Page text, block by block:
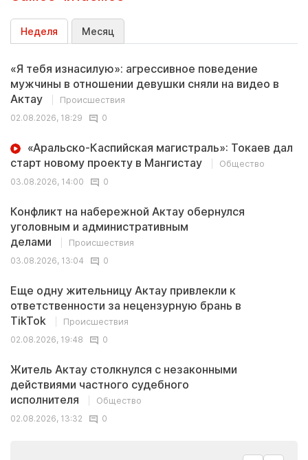
Неделя Месяц
«Я тебя изнасилую»: агрессивное поведение
мужчины в отношении девушки сняли на видео в
Актау
Происшествия
02.08.2026, 18:29
0
«Аральско-Каспийская магистраль»: Токаев дал
старт новому проекту в Мангистау
Общество
03.08.2026, 14:00
0
Конфликт на набережной Актау обернулся
уголовным и административным
делами
Происшествия
03.08.2026, 13:04
0
Еще одну жительницу Актау привлекли к
ответственности за нецензурную брань в
TikTok
Происшествия
02.08.2026, 19:48
0
Житель Актау столкнулся с незаконными
действиями частного судебного
исполнителя
Общество
02.08.2026, 13:32
0